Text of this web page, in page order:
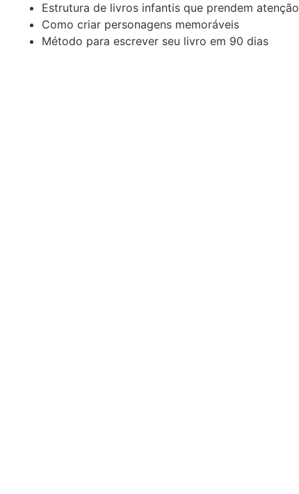
Estrutura de livros infantis que prendem atenção
Como criar personagens memoráveis
Método para escrever seu livro em 90 dias